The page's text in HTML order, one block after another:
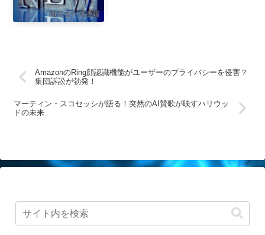
AmazonのRing顔認識機能がユーザーのプライバシーを侵害？
集団訴訟が勃発！
マーティン・スコセッシが語る！突然のAI賛歌が映すハリウッ
ドの未来